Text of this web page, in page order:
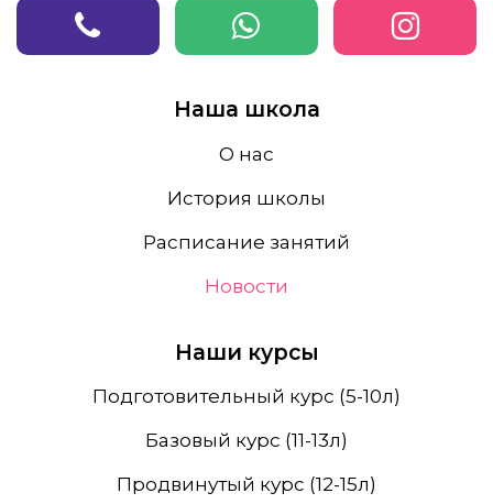
Наша школа
О нас
История школы
Расписание занятий
Новости
Наши курсы
Подготовительный курс (5-10л)
Базовый курс (11-13л)
Продвинутый курс (12-15л)